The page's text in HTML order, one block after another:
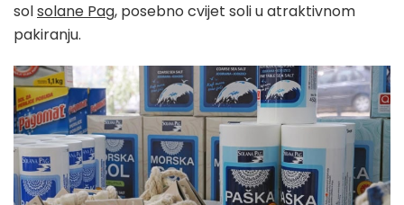
solsolane Pag, posebno cvijet soli u atraktivnom
pakiranju.